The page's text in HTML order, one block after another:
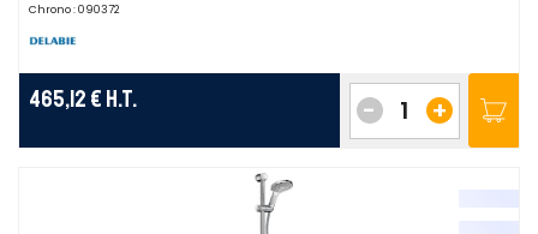
Chrono : 090372
465,12 € H.T. +
-